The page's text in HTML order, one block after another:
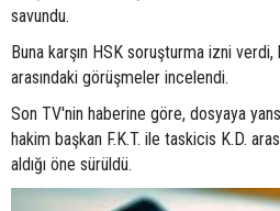
savundu.
Buna karşın HSK soruşturma izni
arasındaki görüşmeler incelendi.
Son TV'nin haberine göre, dosyaya
hakim başkan F.K.T. ile taskicis K.D.
aldığı öne sürüldü.